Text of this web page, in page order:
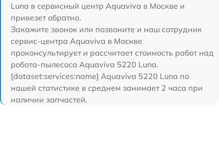
Luna в сервисный центр Aquaviva в Москве и
привезет обратно.
Закажите звонок или позвоните и наш сотрудник
сервис-центра Aquaviva в Москве
проконсультирует и рассчитает стоимость работ над
робота-пылесоса Aquaviva 5220 Luna.
[dataset:services:name] Aquaviva 5220 Luna по
нашей статистике в среднем занимает 2 часа при
наличии запчастей.